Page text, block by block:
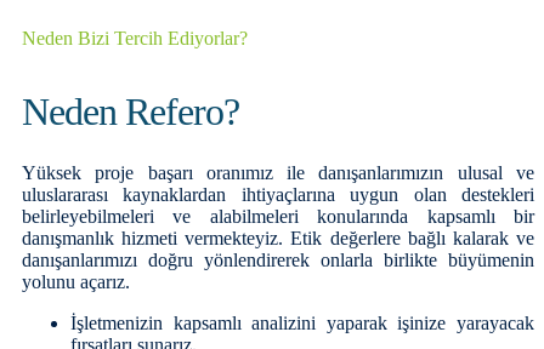
Neden Bizi Tercih Ediyorlar?
Neden Refero?
Yüksek proje başarı oranımız ile danışanlarımızın ulusal ve
uluslararası kaynaklardan ihtiyaçlarına uygun olan destekleri
belirleyebilmeleri ve alabilmeleri konularında kapsamlı bir
danışmanlık hizmeti vermekteyiz. Etik değerlere bağlı kalarak ve
danışanlarımızı doğru yönlendirerek onlarla birlikte büyümenin
yolunu açarız.
İşletmenizin kapsamlı analizini yaparak işinize yarayacak
fırsatları sunarız.